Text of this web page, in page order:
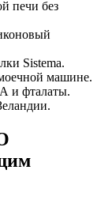
печи без
Sistema.
машине.
и фталаты.